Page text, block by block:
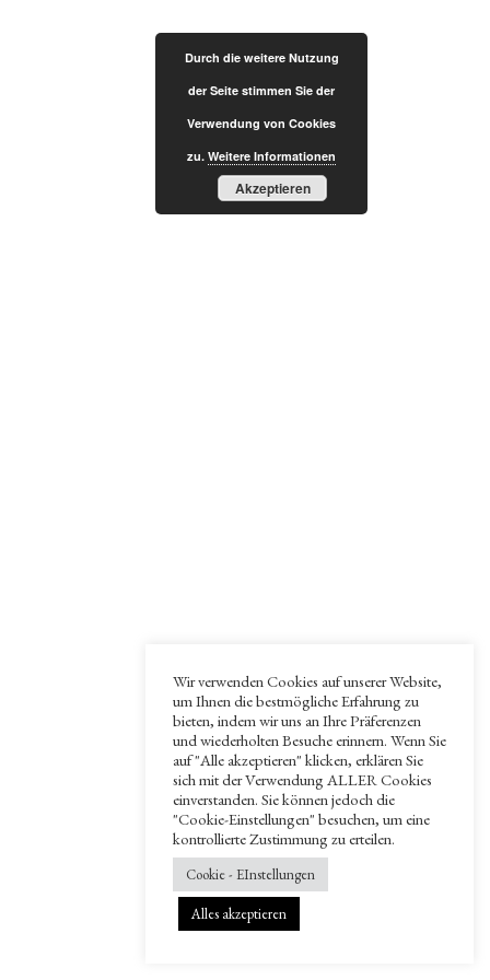
Wir verwenden Cookies auf unserer Website,
um Ihnen die bestmögliche Erfahrung zu
bieten, indem wir uns an Ihre Präferenzen
und wiederholten Besuche erinnern. Wenn Sie
auf "Alle akzeptieren" klicken, erklären Sie
sich mit der Verwendung ALLER Cookies
einverstanden. Sie können jedoch die
"Cookie-Einstellungen" besuchen, um eine
kontrollierte Zustimmung zu erteilen.
Cookie - EInstellungen
Alles akzeptieren
Durch die weitere Nutzung
der Seite stimmen Sie der
Verwendung von Cookies
zu. Weitere Informationen
Akzeptieren